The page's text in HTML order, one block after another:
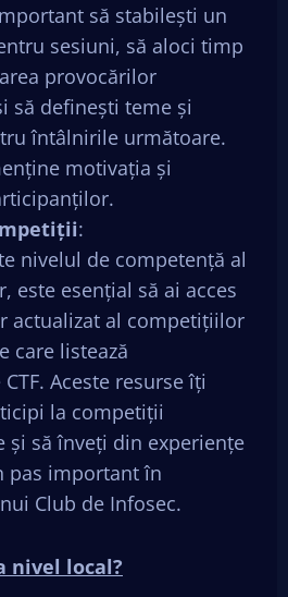
să stabilești un
sesiuni, să aloci timp
provocărilor
să definești teme și
întâlnirile următoare.
motivația și
:
nivelul de competență al
este esențial să ai acces
actualizat al competițiilor
care listează
Aceste resurse îți
la competiții
și să înveți din experiențe
pas important în
Club de Infosec.
nivel local?